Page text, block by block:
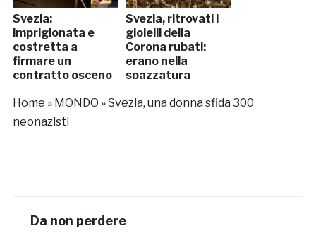
Svezia:
imprigionata e
costretta a
firmare un
contratto osceno
Svezia, ritrovati i
gioielli della
Corona rubati:
erano nella
spazzatura
Home » MONDO »Svezia, una donna sfida 300
neonazisti
Da non perdere